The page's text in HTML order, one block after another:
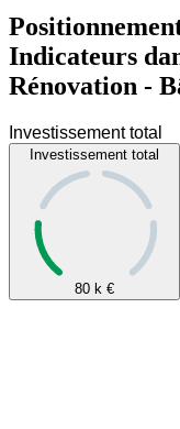
Indicateurs
Rénovation -
Investissement total
80 k €